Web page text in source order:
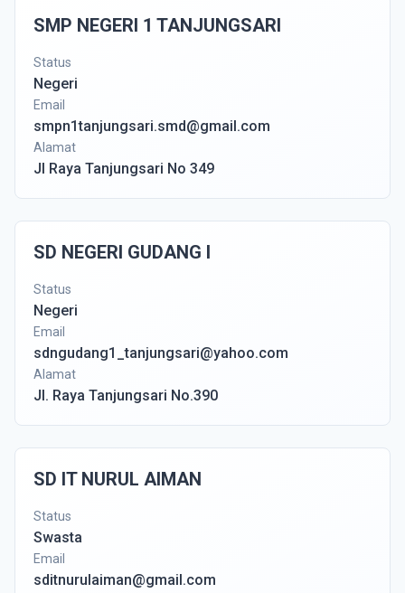
SMP NEGERI 1 TANJUNGSARI
Status
Negeri
Email
smpn1tanjungsari.smd@gmail.com
Alamat
Jl Raya Tanjungsari No 349
SD NEGERI GUDANG I
Status
Negeri
Email
sdngudang1_tanjungsari@yahoo.com
Alamat
Jl. Raya Tanjungsari No.390
SD IT NURUL AIMAN
Status
Swasta
Email
sditnurulaiman@gmail.com